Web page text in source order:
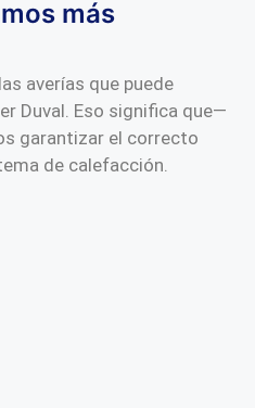
más
averías que puede
Duval. Eso significa que—
garantizar el correcto
de calefacción.